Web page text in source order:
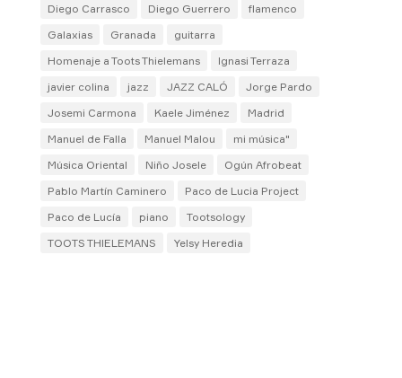
Diego Carrasco
Diego Guerrero
flamenco
Galaxias
Granada
guitarra
Homenaje a Toots Thielemans
Ignasi Terraza
javier colina
jazz JAZZ CALÓ
Jorge Pardo
Josemi Carmona
Kaele Jiménez
Madrid
Manuel de Falla
Manuel Malou
mi música"
Música Oriental
Niño Josele
Ogún Afrobeat
Pablo Martín Caminero
Paco de Lucia Project
Paco de Lucía
piano
Tootsology
TOOTS THIELEMANS
Yelsy Heredia